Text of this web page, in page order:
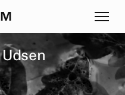
M
Udsen